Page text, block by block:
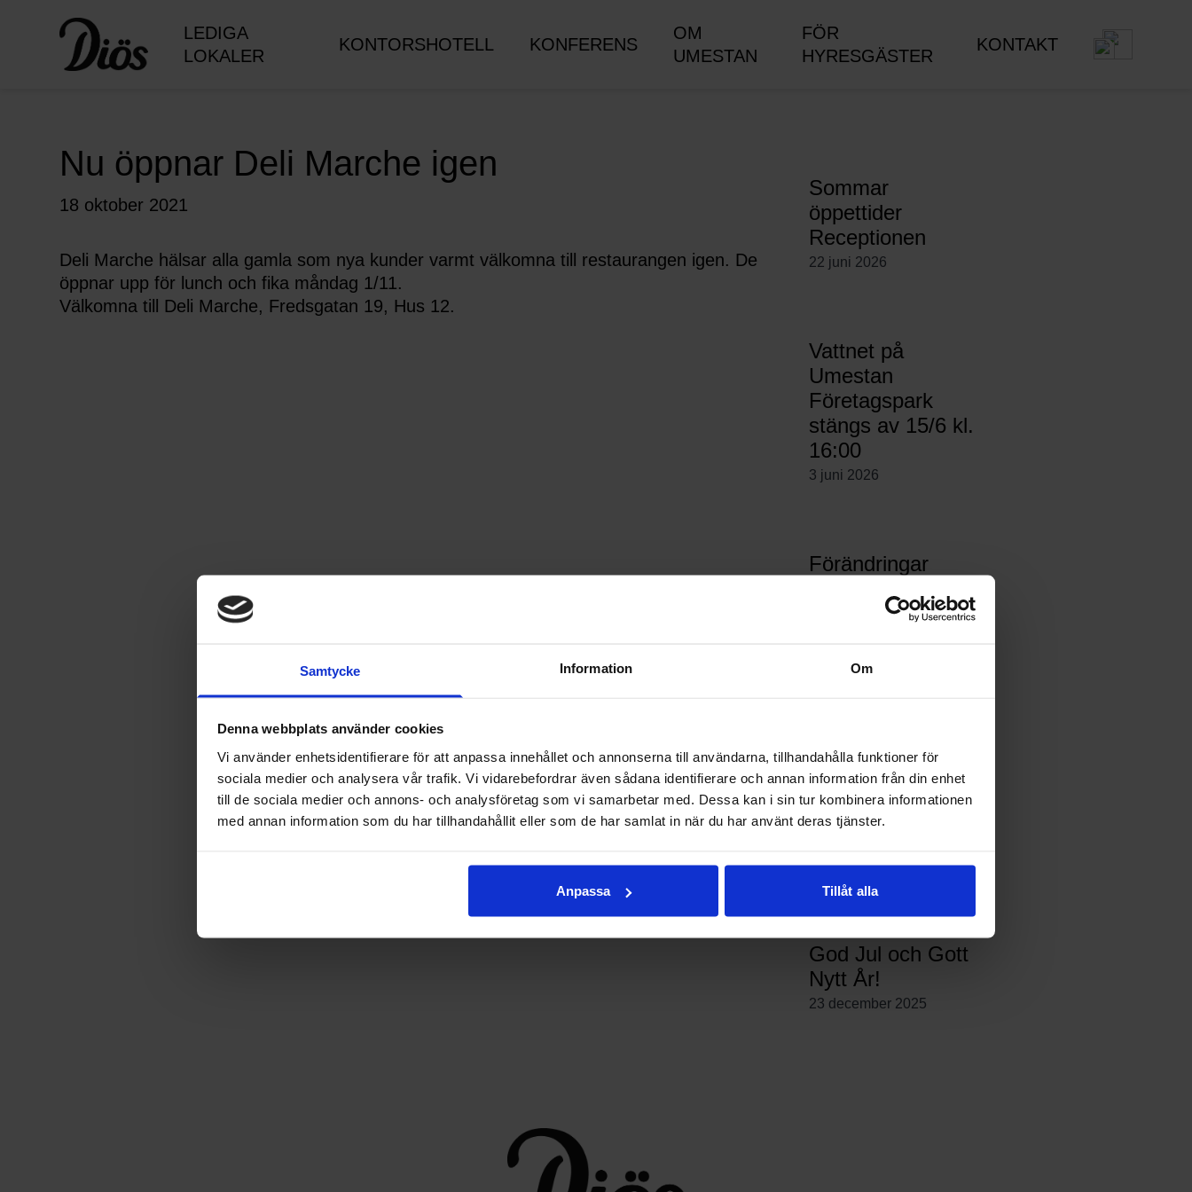
Samtycke Information Om
Denna webbplats använder cookies
Vi använder enhetsidentifierare för att anpassa innehållet och annonserna till användarna, tillhandahålla funktioner för
sociala medier och analysera vår trafik. Vi vidarebefordrar även sådana identifierare och annan information från din enhet
till de sociala medier och annons- och analysföretag som vi samarbetar med. Dessa kan i sin tur kombinera informationen
med annan information som du har tillhandahållit eller som de har samlat in när du har använt deras tjänster.
Anpassa Tillåt alla
LEDIGA
LOKALER
KONTORSHOTELL KONFERENS
OM
UMESTAN
FÖR
HYRESGÄSTER
KONTAKT
Nu öppnar Deli Marche igen
18 oktober 2021
Deli Marche hälsar alla gamla som nya kunder varmt välkomna till restaurangen igen. De
öppnar upp för lunch och fika måndag 1/11.
Välkomna till Deli Marche, Fredsgatan 19, Hus 12.
Sommar
öppettider
Receptionen
22 juni 2026
Vattnet på
Umestan
Företagspark
stängs av 15/6 kl.
16:00
3 juni 2026
Förändringar
Utemöbler ställs
17 april 2026
God Jul och Gott
Nytt År!
23 december 2025